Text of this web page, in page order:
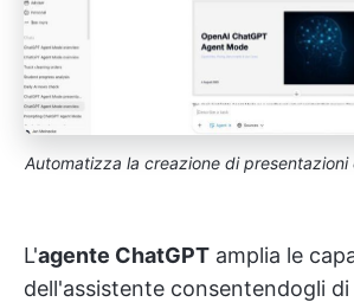
Automatizza la creazione di presentazioni
L'agente ChatGPT amplia le
dell'assistente consentendogli di